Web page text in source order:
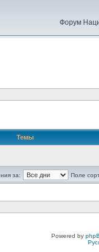
Форум
Темы
за:
Поле
Powered by